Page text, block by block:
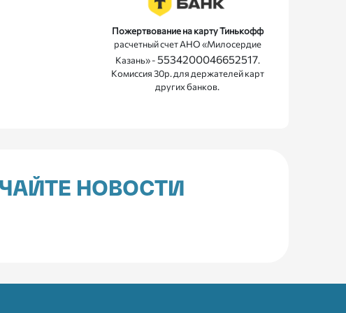
Пожертвование на карту Тинькофф
расчетный счет АНО «Милосердие
Казань» -5534200046652517.
Комиссия 30р. для держателей карт
других банков.
НОВОСТИ